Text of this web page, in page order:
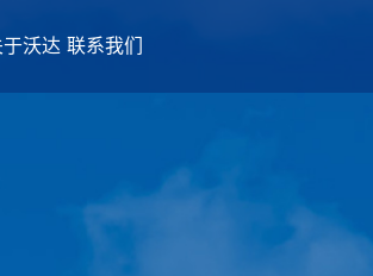
沃达 联系我们